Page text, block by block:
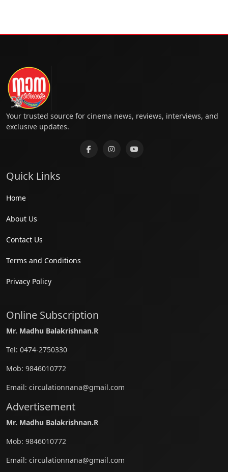
Your trusted source for cinema news, reviews, interviews, and
exclusive updates.
Quick Links
Home
About Us
Contact Us
Terms and Conditions
Privacy Policy
Online Subscription
Mr. Madhu Balakrishnan.R
Tel: 0474-2750330
Mob: 9846010772
Email: circulationnana@gmail.com
Advertisement
Mr. Madhu Balakrishnan.R
Mob: 9846010772
Email: circulationnana@gmail.com